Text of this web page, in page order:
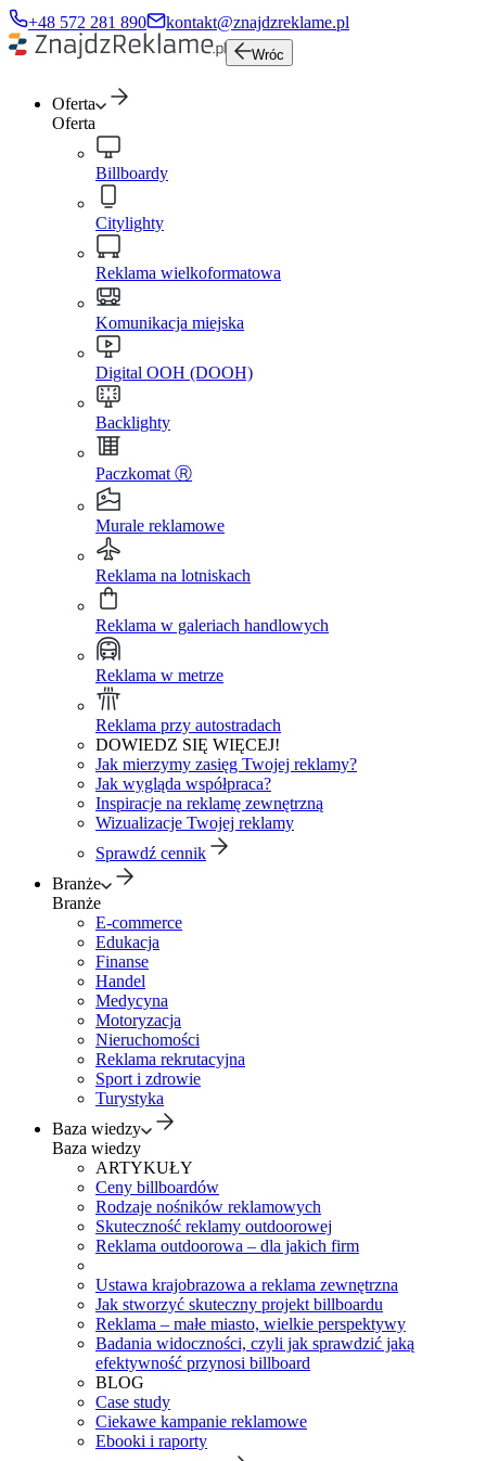
+48 572 281 890 kontakt@znajdzreklame.pl
Wróc
Oferta
Oferta
Billboardy
Citylighty
Reklama wielkoformatowa
Komunikacja miejska
Digital OOH (DOOH)
Backlighty
Paczkomat Ⓡ
Murale reklamowe
Reklama na lotniskach
Reklama w galeriach handlowych
Reklama w metrze
Reklama przy autostradach
DOWIEDZ SIĘ WIĘCEJ!
Jak mierzymy zasięg Twojej reklamy?
Jak wygląda współpraca?
Inspiracje na reklamę zewnętrzną
Wizualizacje Twojej reklamy
Sprawdź cennik
Branże
Branże
E-commerce
Edukacja
Finanse
Handel
Medycyna
Motoryzacja
Nieruchomości
Reklama rekrutacyjna
Sport i zdrowie
Turystyka
Baza wiedzy
Baza wiedzy
ARTYKUŁY
Ceny billboardów
Rodzaje nośników reklamowych
Skuteczność reklamy outdoorowej
Reklama outdoorowa – dla jakich firm
Ustawa krajobrazowa a reklama zewnętrzna
Jak stworzyć skuteczny projekt billboardu
Reklama – małe miasto, wielkie perspektywy
Badania widoczności, czyli jak sprawdzić jaką
efektywność przynosi billboard
BLOG
Case study
Ciekawe kampanie reklamowe
Ebooki i raporty